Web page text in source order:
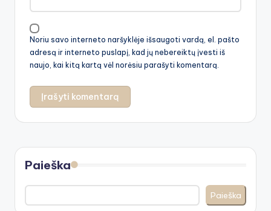
Noriu savo interneto naršyklėje išsaugoti vardą, el. pašto
adresą ir interneto puslapį, kad jų nebereiktų įvesti iš
naujo, kai kitą kartą vėl norėsiu parašyti komentarą.
Paieška
Paieška